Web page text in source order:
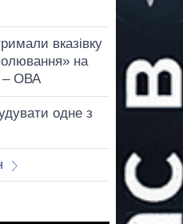
вказівку
на
– ОВА
одне з